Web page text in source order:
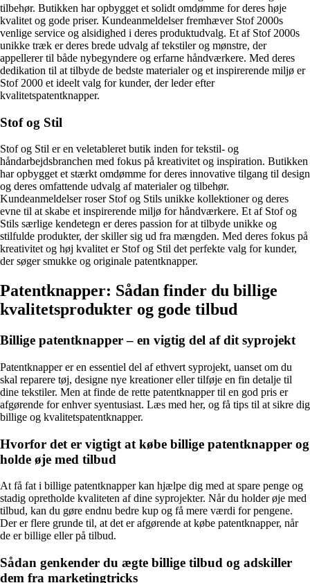
tilbehør. Butikken har opbygget et solidt omdømme for deres høje
kvalitet og gode priser. Kundeanmeldelser fremhæver Stof 2000s
venlige service og alsidighed i deres produktudvalg. Et af Stof 2000s
unikke træk er deres brede udvalg af tekstiler og mønstre, der
appellerer til både nybegyndere og erfarne håndværkere. Med deres
dedikation til at tilbyde de bedste materialer og et inspirerende miljø er
Stof 2000 et ideelt valg for kunder, der leder efter
kvalitetspatentknapper.
Stof og Stil
Stof og Stil er en veletableret butik inden for tekstil- og
håndarbejdsbranchen med fokus på kreativitet og inspiration. Butikken
har opbygget et stærkt omdømme for deres innovative tilgang til design
og deres omfattende udvalg af materialer og tilbehør.
Kundeanmeldelser roser Stof og Stils unikke kollektioner og deres
evne til at skabe et inspirerende miljø for håndværkere. Et af Stof og
Stils særlige kendetegn er deres passion for at tilbyde unikke og
stilfulde produkter, der skiller sig ud fra mængden. Med deres fokus på
kreativitet og høj kvalitet er Stof og Stil det perfekte valg for kunder,
der søger smukke og originale patentknapper.
Patentknapper: Sådan finder du billige
kvalitetsprodukter og gode tilbud
Billige patentknapper – en vigtig del af dit syprojekt
Patentknapper er en essentiel del af ethvert syprojekt, uanset om du
skal reparere tøj, designe nye kreationer eller tilføje en fin detalje til
dine tekstiler. Men at finde de rette patentknapper til en god pris er
afgørende for enhver syentusiast. Læs med her, og få tips til at sikre dig
billige og kvalitetspatentknapper.
Hvorfor det er vigtigt at købe billige patentknapper og
holde øje med tilbud
At få fat i billige patentknapper kan hjælpe dig med at spare penge og
stadig opretholde kvaliteten af dine syprojekter. Når du holder øje med
tilbud, kan du gøre endnu bedre kup og få mere værdi for pengene.
Der er flere grunde til, at det er afgørende at købe patentknapper, når
de er billige eller på tilbud.
Sådan genkender du ægte billige tilbud og adskiller
dem fra marketingtricks